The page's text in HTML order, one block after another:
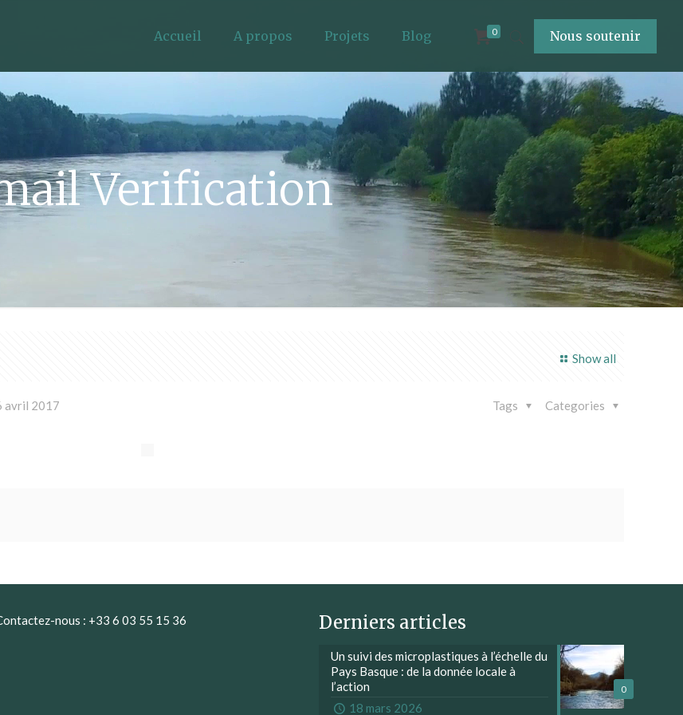
Accueil A propos Projets Blog 0 Nous soutenir
Verification
Show all
avril 2017 Categories
Tags
nous : +33 6 03 55 15 36 Derniers articles
0
Un suivi des microplastiques à l’échelle du
Pays Basque : de la donnée locale à
l’action
18 mars 2026